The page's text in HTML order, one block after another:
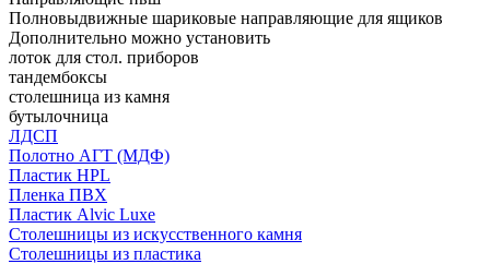
Полновыдвижные шариковые направляющие для ящиков
Дополнительно можно установить
лоток для стол. приборов
тандембоксы
столешница из камня
бутылочница
ЛДСП
Полотно АГТ (МДФ)
Пластик HPL
Пленка ПВХ
Пластик Alvic Luxe
Столешницы из искусственного камня
Столешницы из пластика